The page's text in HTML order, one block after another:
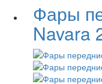
Фары
Navara